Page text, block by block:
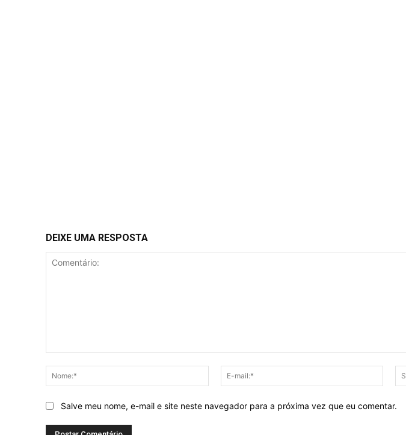
DEIXE UMA RESPOSTA
Nome:*
mail:*
Salve meu nome, e-mail e site neste navegador para a próxima vez que eu comentar.